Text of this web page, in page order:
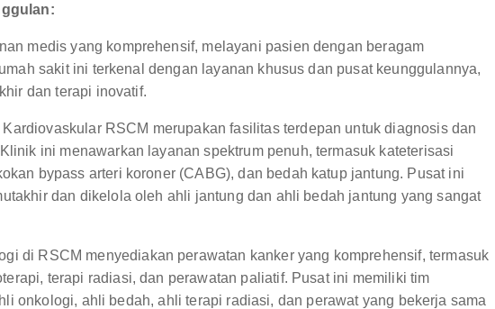
medis yang komprehensif, melayani pasien dengan beragam
sakit ini terkenal dengan layanan khusus dan pusat keunggulannya,
dan terapi inovatif.
Kardiovaskular RSCM merupakan fasilitas terdepan untuk diagnosis dan
ini menawarkan layanan spektrum penuh, termasuk kateterisasi
bypass arteri koroner (CABG), dan bedah katup jantung. Pusat ini
dan dikelola oleh ahli jantung dan ahli bedah jantung yang sangat
di RSCM menyediakan perawatan kanker yang komprehensif, termasuk
terapi radiasi, dan perawatan paliatif. Pusat ini memiliki tim
onkologi, ahli bedah, ahli terapi radiasi, dan perawat yang bekerja sama